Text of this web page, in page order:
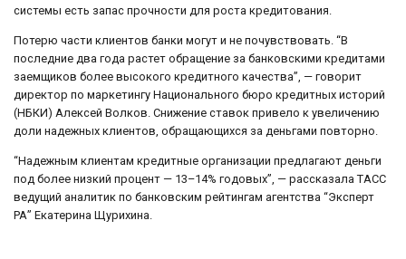
системы есть запас прочности для роста кредитования.
Потерю части клиентов банки могут и не почувствовать. “В
последние два года растет обращение за банковскими кредитами
заемщиков более высокого кредитного качества”, — говорит
директор по маркетингу Национального бюро кредитных историй
(НБКИ) Алексей Волков. Снижение ставок привело к увеличению
доли надежных клиентов, обращающихся за деньгами повторно.
“Надежным клиентам кредитные организации предлагают деньги
под более низкий процент — 13–14% годовых”, — рассказала ТАСС
ведущий аналитик по банковским рейтингам агентства “Эксперт
РА” Екатерина Щурихина.